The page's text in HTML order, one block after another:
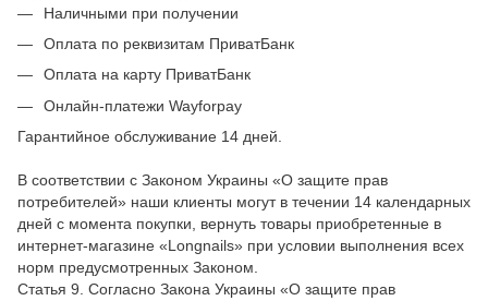
Наличными при получении
Оплата по реквизитам ПриватБанк
Оплата на карту ПриватБанк
Онлайн-платежи Wayforpay
Гарантийное обслуживание 14 дней.
В соответствии с Законом Украины «О защите прав
потребителей» наши клиенты могут в течении 14 календарных
дней с момента покупки, вернуть товары приобретенные в
интернет-магазине «Longnails» при условии выполнения всех
норм предусмотренных Законом.
Статья 9. Согласно Закона Украины «О защите прав